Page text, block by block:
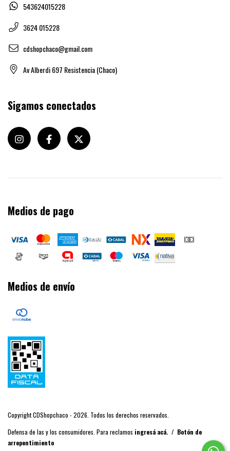
543624015228
3624 015228
cdshopchaco@gmail.com
Av Alberdi 697 Resistencia (Chaco)
Sigamos conectados
Medios de pago
Medios de envío
Copyright CDShopchaco - 2026. Todos los derechos reservados.
Defensa de las y los consumidores. Para reclamos ingresá acá. / Botón de
arrepentimiento